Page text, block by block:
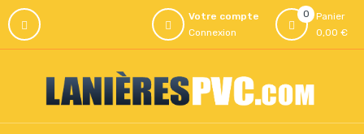
0
Panier
0,00 €
Votre compte
Connexion